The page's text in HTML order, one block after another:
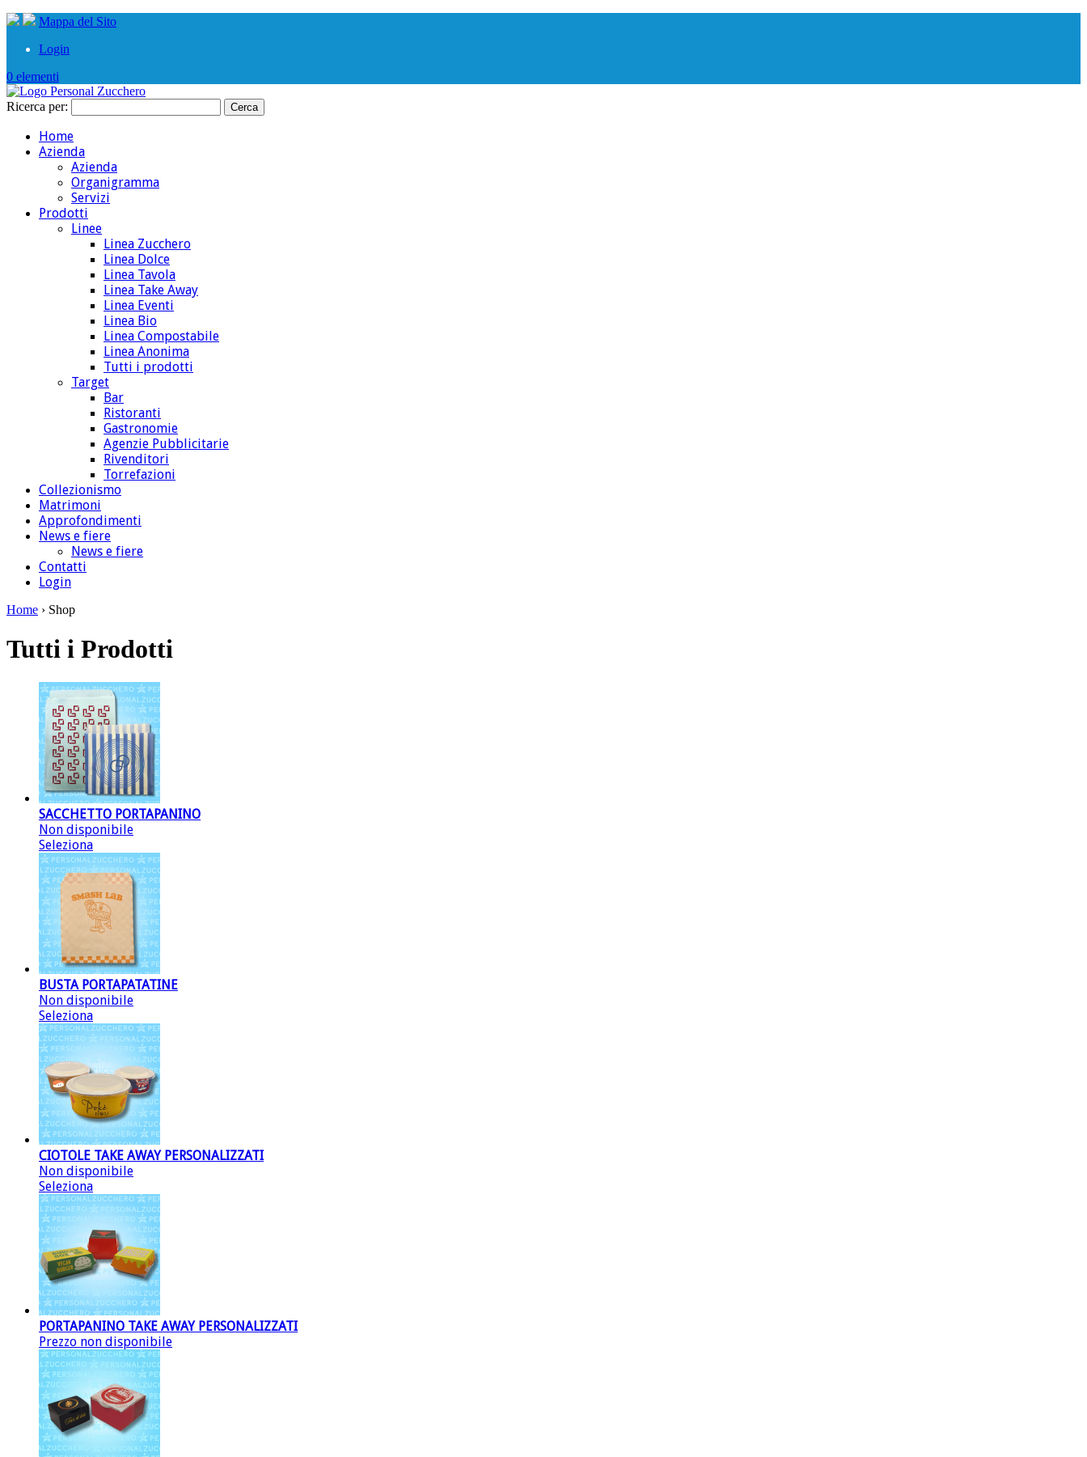
Mappa del Sito
Login
0 elementi
Ricerca per:
Home
Azienda
Azienda
Organigramma
Servizi
Prodotti
Linee
Linea Zucchero
Linea Dolce
Linea Tavola
Linea Take Away
Linea Eventi
Linea Bio
Linea Compostabile
Linea Anonima
Tutti i prodotti
Target
Bar
Ristoranti
Gastronomie
Agenzie Pubblicitarie
Rivenditori
Torrefazioni
Collezionismo
Matrimoni
Approfondimenti
News e fiere
News e fiere
Contatti
Login
Home › Shop
Tutti i Prodotti
SACCHETTO PORTAPANINO
Non disponibile
Seleziona
BUSTA PORTAPATATINE
Non disponibile
Seleziona
CIOTOLE TAKE AWAY PERSONALIZZATI
Non disponibile
Seleziona
PORTAPANINO TAKE AWAY PERSONALIZZATI
Prezzo non disponibile